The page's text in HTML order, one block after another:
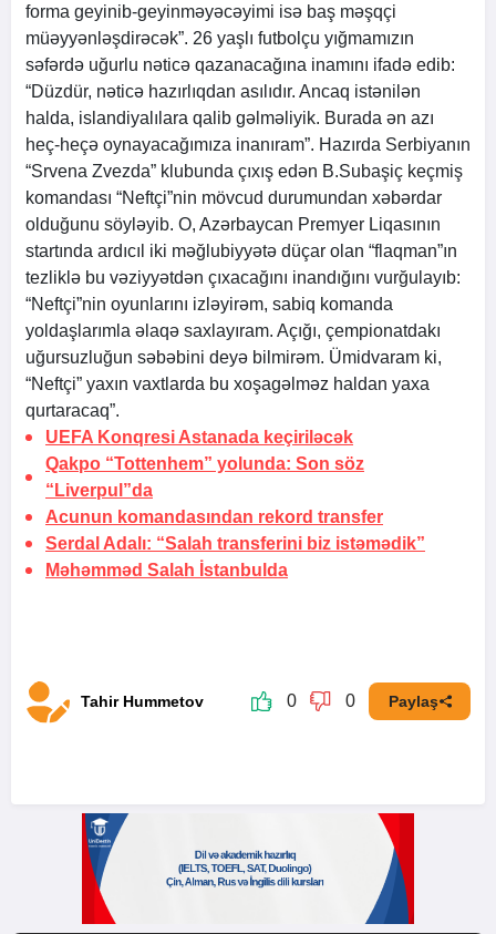
forma geyinib-geyinməyəcəyimi isə baş məşqçi
müəyyənləşdirəcək”. 26 yaşlı futbolçu yığmamızın
səfərdə uğurlu nəticə qazanacağına inamını ifadə edib:
“Düzdür, nəticə hazırlıqdan asılıdır. Ancaq istənilən
halda, islandiyalılara qalib gəlməliyik. Burada ən azı
heç-heçə oynayacağımıza inanıram”. Hazırda Serbiyanın
“Srvena Zvezda” klubunda çıxış edən B.Subaşiç keçmiş
komandası “Neftçi”nin mövcud durumundan xəbərdar
olduğunu söyləyib. O, Azərbaycan Premyer Liqasının
startında ardıcıl iki məğlubiyyətə düçar olan “flaqman”ın
tezliklə bu vəziyyətdən çıxacağını inandığını vurğulayıb:
“Neftçi”nin oyunlarını izləyirəm, sabiq komanda
yoldaşlarımla əlaqə saxlayıram. Açığı, çempionatdakı
uğursuzluğun səbəbini deyə bilmirəm. Ümidvaram ki,
“Neftçi” yaxın vaxtlarda bu xoşagəlməz haldan yaxa
qurtaracaq”.
UEFA Konqresi Astanada keçiriləcək
Qakpo “Tottenhem” yolunda: Son söz
“Liverpul”da
Acunun komandasından rekord transfer
Serdal Adalı: “Salah transferini biz istəmədik”
Məhəmməd Salah İstanbulda
Tahir Hummetov 0 0 Paylaş